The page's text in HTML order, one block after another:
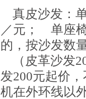
真皮沙发：
／元； 单座
的，按沙发数
（皮革沙发
发200元起价
机在外环线以